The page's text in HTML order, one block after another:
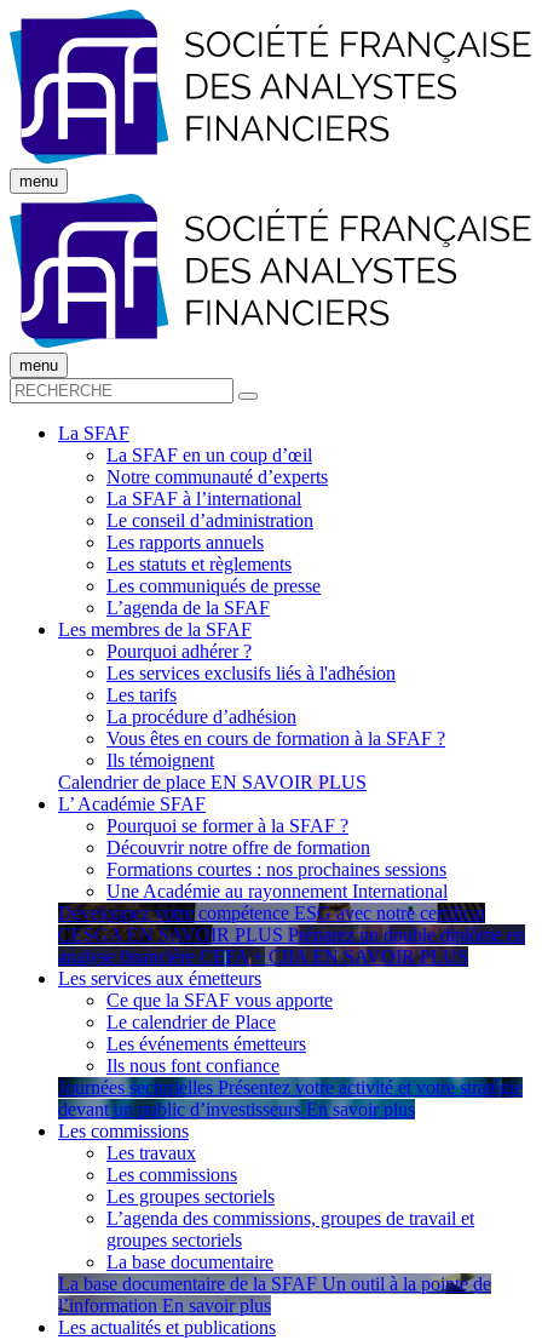
menu
menu
La SFAF
La SFAF en un coup d’œil
Notre communauté d’experts
La SFAF à l’international
Le conseil d’administration
Les rapports annuels
Les statuts et règlements
Les communiqués de presse
L’agenda de la SFAF
Les membres de la SFAF
Pourquoi adhérer ?
Les services exclusifs liés à l'adhésion
Les tarifs
La procédure d’adhésion
Vous êtes en cours de formation à la SFAF ?
Ils témoignent
Calendrier de place EN SAVOIR PLUS
L’ Académie SFAF
Pourquoi se former à la SFAF ?
Découvrir notre offre de formation
Formations courtes : nos prochaines sessions
Une Académie au rayonnement International
Développez votre compétence ESG avec notre certificat
CESGA EN SAVOIR PLUS Préparez un double diplôme en
analyse financière CEFA + CIIA EN SAVOIR PLUS
Les services aux émetteurs
Ce que la SFAF vous apporte
Le calendrier de Place
Les événements émetteurs
Ils nous font confiance
Journées sectorielles Présentez votre activité et votre stratégie
devant un public d’investisseurs En savoir plus
Les commissions
Les travaux
Les commissions
Les groupes sectoriels
L’agenda des commissions, groupes de travail et
groupes sectoriels
La base documentaire
La base documentaire de la SFAF Un outil à la pointe de
l’information En savoir plus
Les actualités et publications